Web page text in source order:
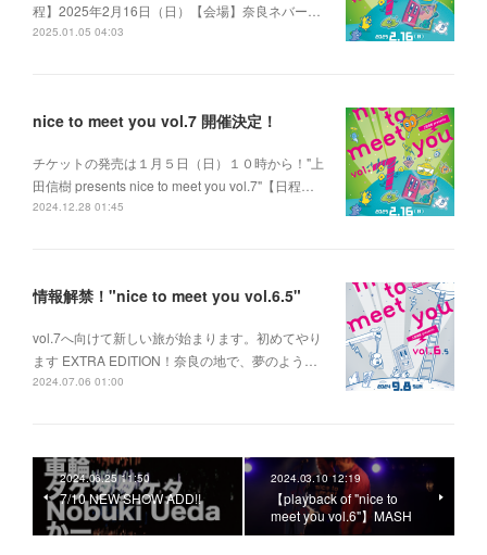
程】2025年2月16日（日）【会場】奈良ネバー…
2025.01.05 04:03
nice to meet you vol.7 開催決定！
チケットの発売は１月５日（日）１０時から！"上
田信樹 presents nice to meet you vol.7"【日程…
2024.12.28 01:45
情報解禁！"nice to meet you vol.6.5"
vol.7へ向けて新しい旅が始まります。初めてやり
ます EXTRA EDITION！奈良の地で、夢のよう…
2024.07.06 01:00
2024.06.25 11:50
7/10 NEW SHOW ADD!!
2024.03.10 12:19
【playback of "nice to
meet you vol.6"】MASH